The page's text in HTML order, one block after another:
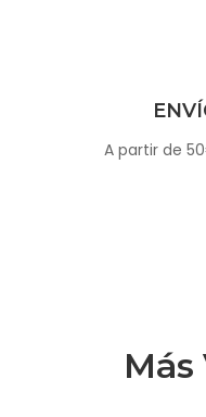
A partir de
Más